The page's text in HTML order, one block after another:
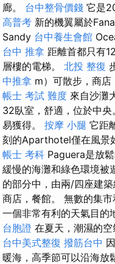
廊。 台中整骨價錢 它是
高普考 新的機翼屬於
Sandy 台中養生會館
台中 推拿 距離首都只有
層樓的電梯。 北投 整復
中推拿 m）可散步，商店
帳士 考試 難度 來自沙灘
32臥室，舒適，位於中
易獲得。 按摩 小腿 它距
刻的Aparthotel僅在風景
帳士 考科 Paguera是放
緩慢的海灘和綠色環境被
的部分中，由兩/四座建
商店，餐館。 無數的集
一個非常有利的天氣目的
台胞證 在夏天，潮濕的
台中美式整復 撥筋台中
暖海，高季節可以沿海放